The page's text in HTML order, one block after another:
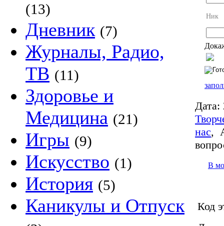
(13)
Дневник (7)
Журналы, Радио,
ТВ (11)
Здоровье и
Медицина (21)
Игры (9)
Искусство (1)
История (5)
Каникулы и Отпуск
Ник
Дата:
нас,
В
Код